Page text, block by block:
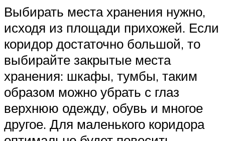
Выбирать места хранения нужно,
исходя из площади прихожей. Если
коридор достаточно большой, то
выбирайте закрытые места
хранения: шкафы, тумбы, таким
образом можно убрать с глаз
верхнюю одежду, обувь и многое
другое. Для маленького коридора